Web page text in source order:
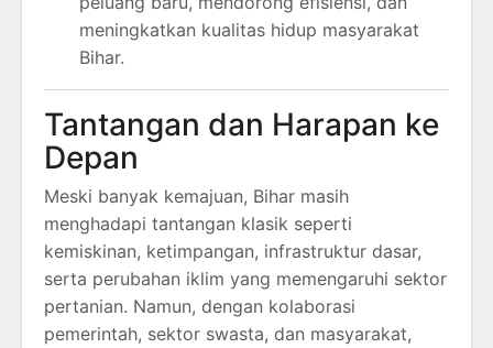
meningkatkan kualitas hidup masyarakat
Bihar.
Tantangan dan Harapan ke
Depan
Meski banyak kemajuan, Bihar masih
menghadapi tantangan klasik seperti
kemiskinan, ketimpangan, infrastruktur dasar,
serta perubahan iklim yang memengaruhi sektor
pertanian. Namun, dengan kolaborasi
pemerintah, sektor swasta, dan masyarakat,